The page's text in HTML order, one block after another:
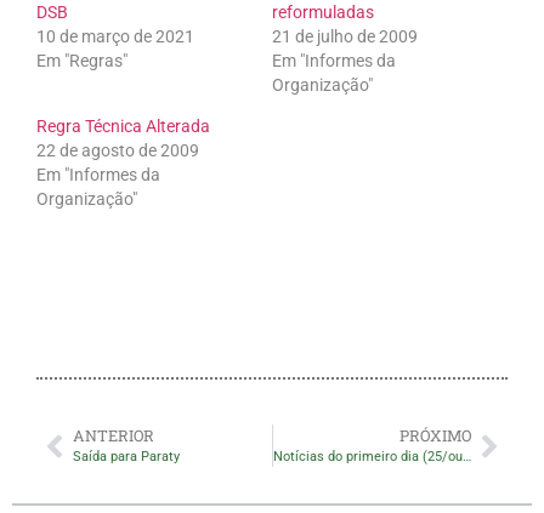
DSB
10 de março de 2021
Em "Regras"
reformuladas
21 de julho de 2009
Em "Informes da
Organização"
Regra Técnica Alterada
22 de agosto de 2009
Em "Informes da
Organização"
ANTERIOR
Saída para Paraty
PRÓXIMO
Notícias do primeiro dia (25/out./2011)